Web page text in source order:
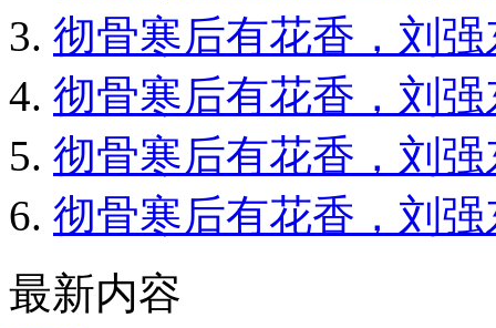
彻骨寒后有花香，刘
彻骨寒后有花香，刘
彻骨寒后有花香，刘
彻骨寒后有花香，刘
最新内容